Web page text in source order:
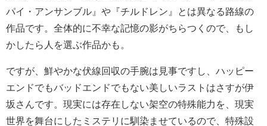
パイ・アンサンブル』や『チルドレン』とは異なる路線の
作品です。全体的に不幸な記憶の影がちらつくので、もし
かしたら人を選ぶ作品かも。
ですが、鮮やかな伏線回収の手腕は見事ですし、ハッピー
エンドでもバッドエンドでもない美しいラストはさすが伊
坂さんです。現実には存在しない架空の特殊能力を、現実
世界を舞台にしたミステリに馴染ませているので、特殊設